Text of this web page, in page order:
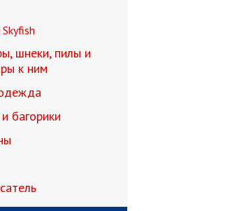
шнеки, пилы и
к ним
багорики